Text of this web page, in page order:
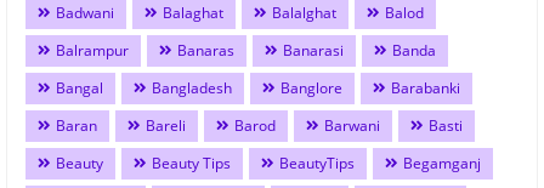
Badwani
Balaghat Balalghat
Balod
Balrampur
Banaras Banarasi
Banda
Bangal
Bangladesh Banglore
Barabanki
Baran
Bareli Barod Barwani
Basti
Beauty
Beauty Tips BeautyTips
Begamganj